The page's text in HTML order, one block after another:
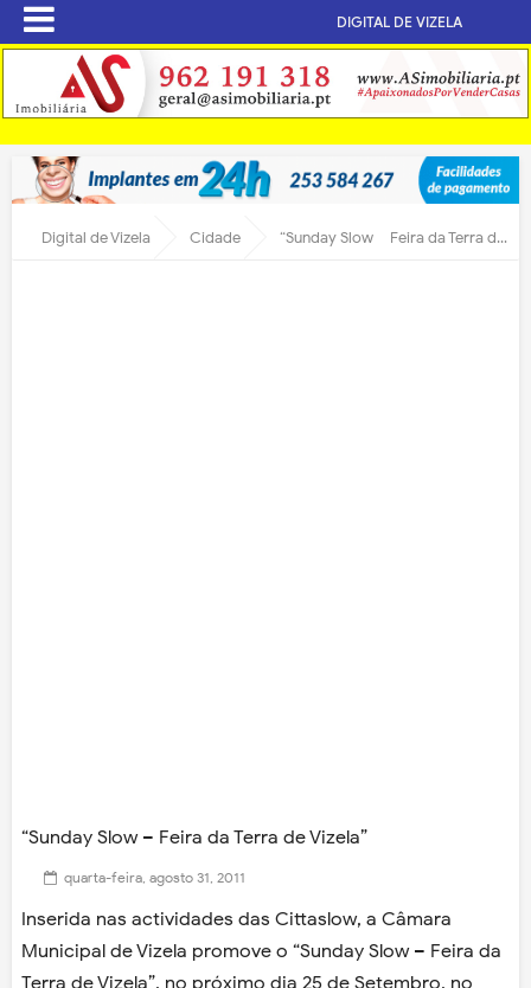
DIGITAL DE VIZELA
Digital de Vizela Cidade “Sunday Slow – Feira da Terra de Vizela”
“Sunday Slow – Feira da Terra de Vizela”
quarta-feira, agosto 31, 2011
Inserida nas actividades das Cittaslow, a Câmara
Municipal de Vizela promove o “Sunday Slow – Feira da